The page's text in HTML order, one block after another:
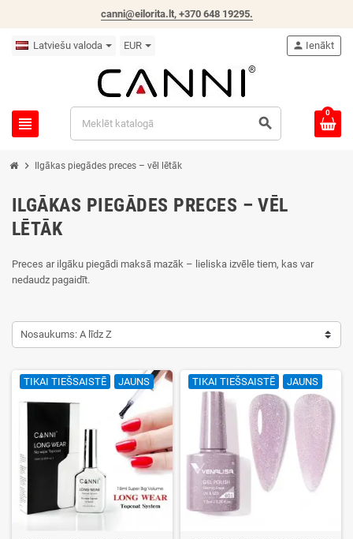
canni@eilorita.lt, +370 648 19295.
Latviešu valoda EUR
view_headline search
person Ienākt
0
chevron_right Ilgākas piegādes preces – vēl lētāk
ILGĀKAS PIEGĀDES PRECES – VĒL
LĒTĀK
Preces ar ilgāku piegādi maksā mazāk – lieliska izvēle tiem, kas var
nedaudz pagaidīt.
Nosaukums: A līdz Z
TIKAI TIEŠSAISTĒ JAUNS TIKAI TIEŠSAISTĒ JAUNS